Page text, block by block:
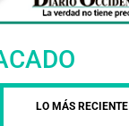
LO MÁS RECIENTE